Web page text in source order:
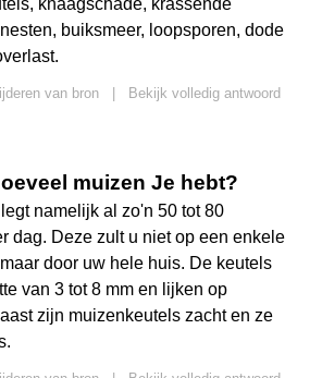
knaagschade, krassende
buiksmeer, loopsporen, dode
van bron
Bekijk volledig antwoord
muizen Je hebt?
namelijk al zo'n 50 tot 80
dag. Deze zult u niet op een enkele
door uw hele huis. De keutels
van 3 tot 8 mm en lijken op
zijn muizenkeutels zacht en ze